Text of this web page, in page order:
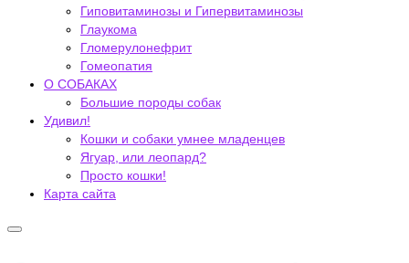
Гиповитаминозы и Гипервитаминозы
Глаукома
Гломерулонефрит
Гомеопатия
О СОБАКАХ
Большие породы собак
Удивил!
Кошки и собаки умнее младенцев
Ягуар, или леопард?
Просто кошки!
Карта сайта